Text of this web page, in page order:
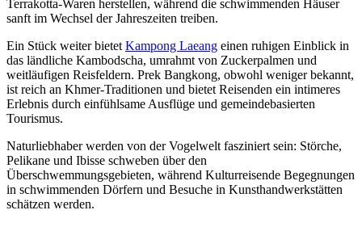
Terrakotta-Waren herstellen, während die schwimmenden Häuser
sanft im Wechsel der Jahreszeiten treiben.
Ein Stück weiter bietet Kampong Laeang einen ruhigen Einblick in
das ländliche Kambodscha, umrahmt von Zuckerpalmen und
weitläufigen Reisfeldern. Prek Bangkong, obwohl weniger bekannt,
ist reich an Khmer-Traditionen und bietet Reisenden ein intimeres
Erlebnis durch einfühlsame Ausflüge und gemeindebasierten
Tourismus.
Naturliebhaber werden von der Vogelwelt fasziniert sein: Störche,
Pelikane und Ibisse schweben über den
Überschwemmungsgebieten, während Kulturreisende Begegnungen
in schwimmenden Dörfern und Besuche in Kunsthandwerkstätten
schätzen werden.